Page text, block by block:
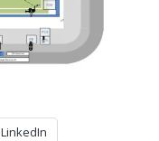
LinkedIn